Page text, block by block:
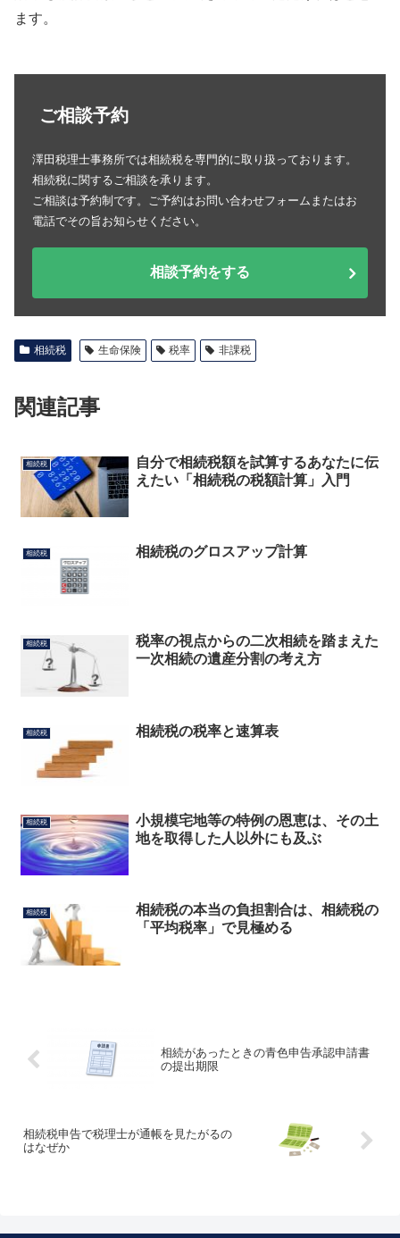
ます。
ご相談予約
澤田税理士事務所では相続税を専門的に取り扱っております。
相続税に関するご相談を承ります。
ご相談は予約制です。ご予約はお問い合わせフォームまたはお
電話でその旨お知らせください。
相談予約をする
相続税 生命保険 税率 非課税
関連記事
相続税
自分で相続税額を試算するあなたに伝
えたい「相続税の税額計算」入門
相続税 相続税のグロスアップ計算
相続税
税率の視点からの二次相続を踏まえた
一次相続の遺産分割の考え方
相続税 相続税の税率と速算表
相続税
小規模宅地等の特例の恩恵は、その土
地を取得した人以外にも及ぶ
相続税
相続税の本当の負担割合は、相続税の
「平均税率」で見極める
相続があったときの青色申告承認申請書
の提出期限
相続税申告で税理士が通帳を見たがるの
はなぜか